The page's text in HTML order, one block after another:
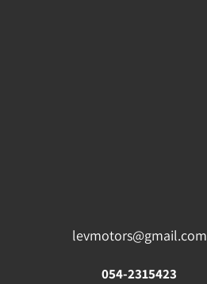
levmotors@gmail.com
054-2315423